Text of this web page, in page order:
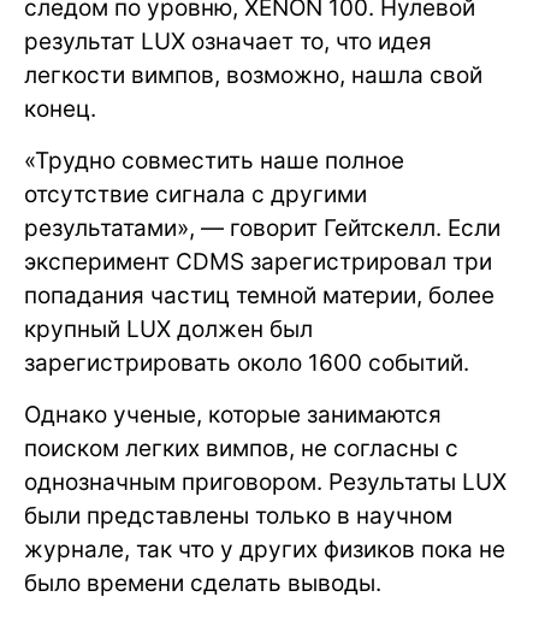
следом по уровню, XENON 100. Нулевой
результат LUX означает то, что идея
легкости вимпов, возможно, нашла свой
конец.
«Трудно совместить наше полное
отсутствие сигнала с другими
результатами», — говорит Гейтскелл. Если
эксперимент CDMS зарегистрировал три
попадания частиц темной материи, более
крупный LUX должен был
зарегистрировать около 1600 событий.
Однако ученые, которые занимаются
поиском легких вимпов, не согласны с
однозначным приговором. Результаты LUX
были представлены только в научном
журнале, так что у других физиков пока не
было времени сделать выводы.